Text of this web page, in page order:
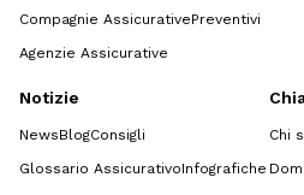
Compagnie AssicurativePreventivi
Agenzie Assicurative
Notizie
NewsBlogConsigli
Glossario AssicurativoInfografiche
Chi